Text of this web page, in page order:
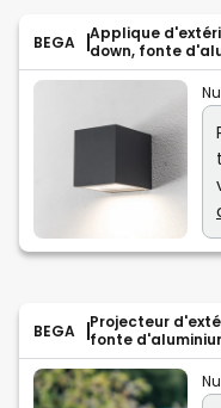
BEGA
Applique
down, fonte
BEGA
Projecteur
fonte